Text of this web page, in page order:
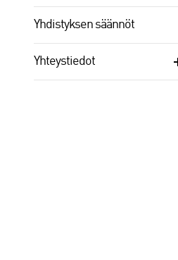
Yhdistyksen säännöt
Yhteystiedot